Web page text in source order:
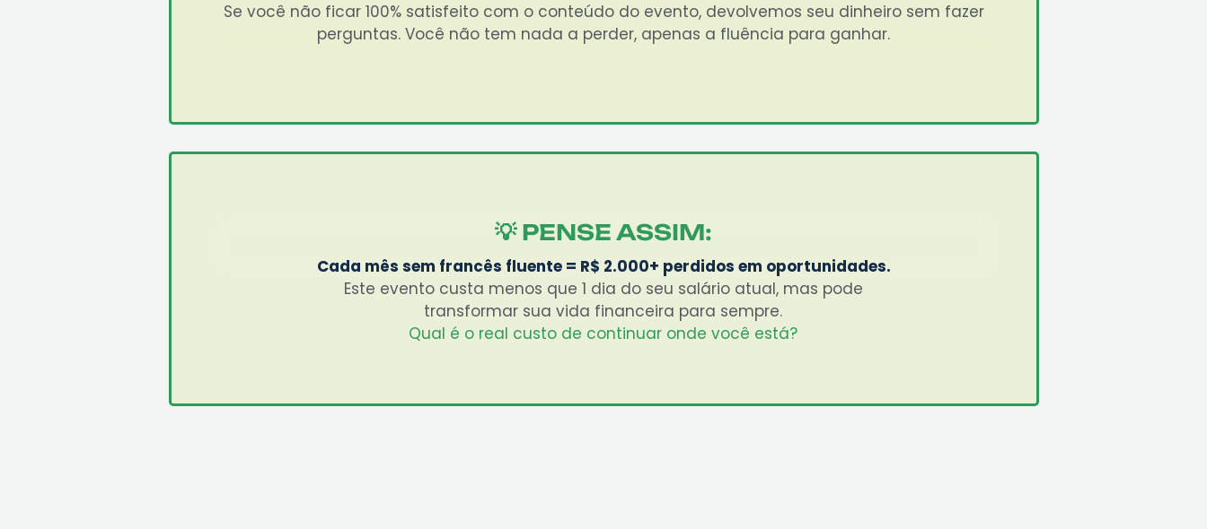
Se você não ficar 100% satisfeito com o conteúdo do evento, devolvemos seu dinheiro sem fazer
perguntas. Você não tem nada a perder, apenas a fluência para ganhar.
💡 PENSE ASSIM:
Cada mês sem francês fluente = R$ 2.000+ perdidos em oportunidades.
Este evento custa menos que 1 dia do seu salário atual, mas pode
transformar sua vida financeira para sempre.
Qual é o real custo de continuar onde você está?